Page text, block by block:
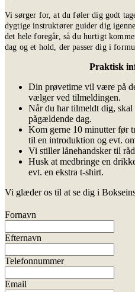
Vi sørger for, at du føler dig godt
dygtige instruktører guider dig
det hele foregår, så du hurtigt
dag og et hold, der passer dig i
Praktisk
Din prøvetime vil være på
vælger ved tilmeldingen.
Når du har tilmeldt dig, skal
pågældende dag.
Kom gerne 10 minutter før
til en introduktion og evt.
Vi stiller lånehandsker til
Husk at medbringe en
evt. en ekstra t-shirt.
Vi glæder os til at se dig i
Fornavn
Efternavn
Telefonnummer
Email